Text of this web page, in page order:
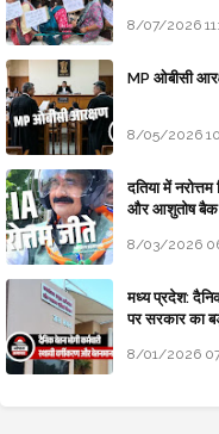
8/07/2026
MP ओबीसी
8/05/2026
दतिया में
और आशुतोष बैक
8/03/2026
मध्य प्रदेश:
पर सरकार का
8/01/2026